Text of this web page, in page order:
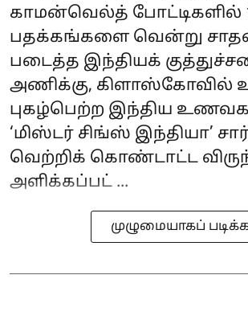
காமன்வெல்த் போட்டிகளில்
பதக்கங்களை வென்று
படைத்த இந்தியக்
அணிக்கு, கிளாஸ்கோவில்
புகழ்பெற்ற இந்திய
‘மிஸ்டர் சிங்ஸ் இந்தியா’
வெற்றிக் கொண்டாட்ட
அளிக்கப்பட் ...
முழுமையாகப்